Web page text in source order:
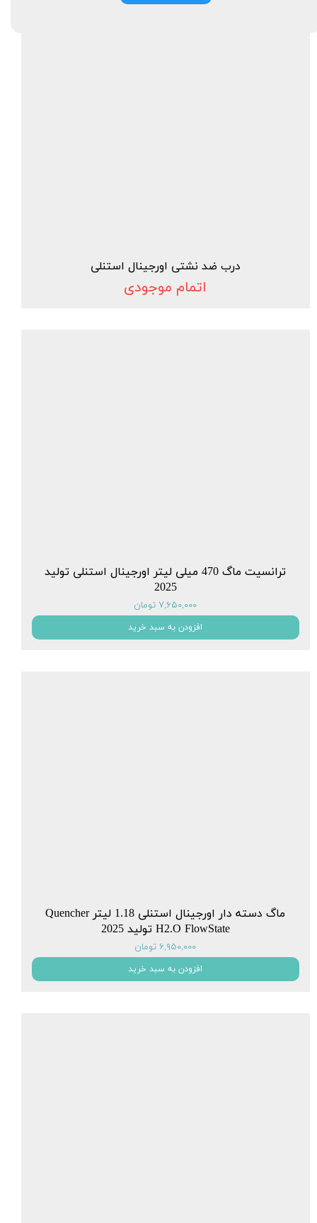
درب ضد نشتی اورجینال استنلی
اتمام موجودی
ترانسیت ماگ 470 میلی لیتر اورجینال استنلی تولید
2025
۷,۶۵۰,۰۰۰ تومان
افزودن به سبد خرید
ماگ دسته دار اورجینال استنلی 1.18 لیتر Quencher
H2.O FlowState تولید 2025
۶,۹۵۰,۰۰۰ تومان
افزودن به سبد خرید